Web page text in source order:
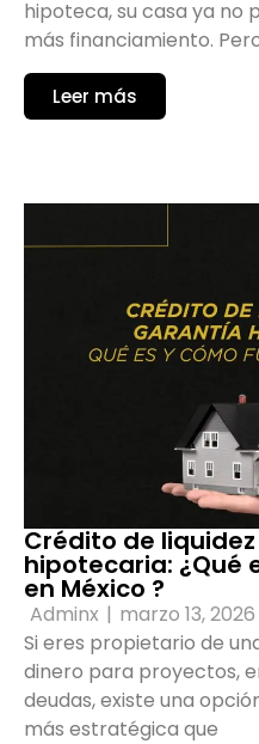
hipoteca, su casa ya no
más financiamiento.
Leer más
Crédito de
hipotecaria: ¿Qué
en México ?
Adminx | marzo 13, 2026
Si eres propietario de
dinero para proyectos,
deudas, existe una
más estratégica que